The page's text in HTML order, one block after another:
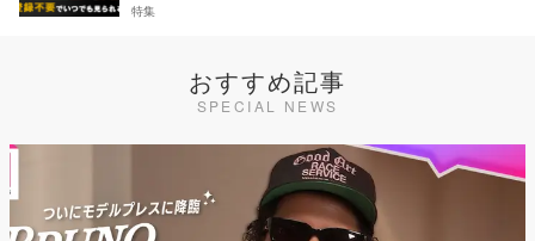
特集
おすすめ記事
SPECIAL NEWS